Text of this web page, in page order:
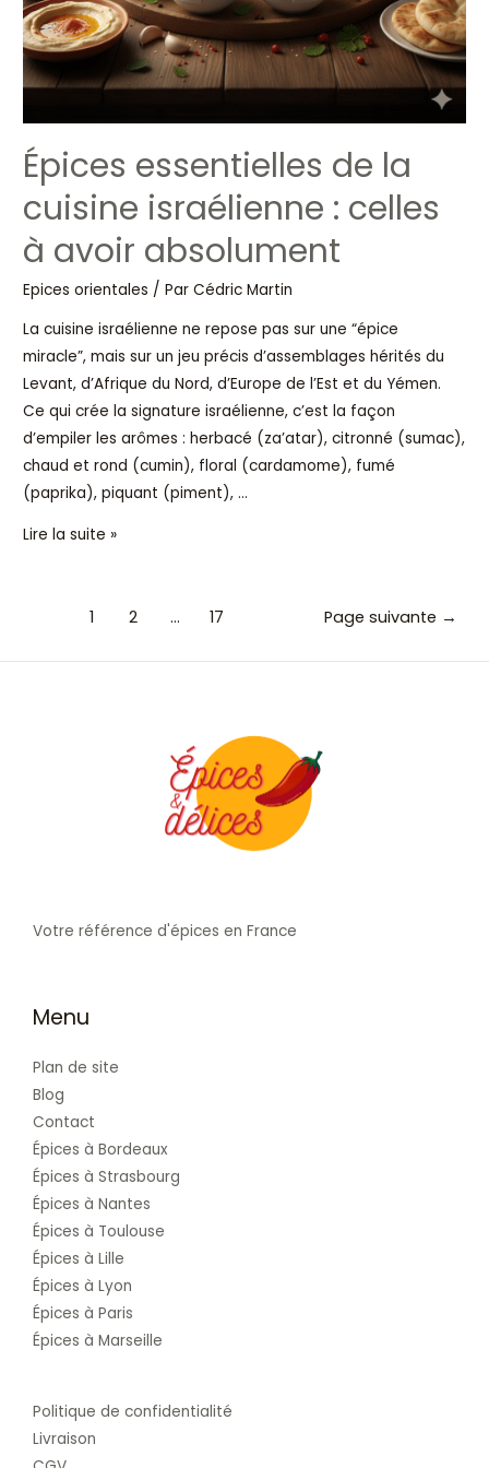
Épices essentielles de la
cuisine israélienne : celles
à avoir absolument
Epices orientales / ParCédric Martin
La cuisine israélienne ne repose pas sur une “épice
miracle”, mais sur un jeu précis d’assemblages hérités du
Levant, d’Afrique du Nord, d’Europe de l’Est et du Yémen.
Ce qui crée la signature israélienne, c’est la façon
d’empiler les arômes : herbacé (za’atar), citronné (sumac),
chaud et rond (cumin), floral (cardamome), fumé
(paprika), piquant (piment), …
Lire la suite »
1 2 … 17 Page suivante →
Votre référence d'épices en France
Menu
Plan de site
Blog
Contact
Épices à Bordeaux
Épices à Strasbourg
Épices à Nantes
Épices à Toulouse
Épices à Lille
Épices à Lyon
Épices à Paris
Épices à Marseille
Politique de confidentialité
Livraison